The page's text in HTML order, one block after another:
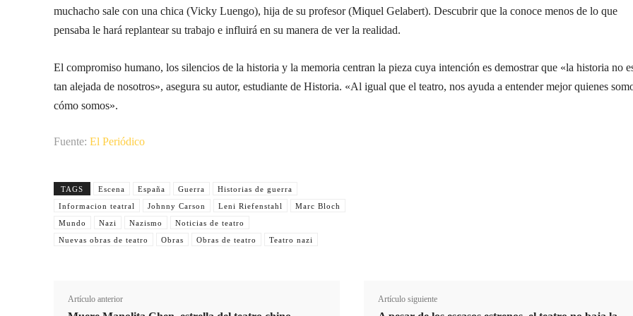
muchacho sale con una chica (Vicky Luengo), hija de su profesor (Miquel Gelabert). Descubrir que la conoce menos de lo que
pensaba le hará replantear su trabajo e influirá en su manera de ver la realidad.
El compromiso humano, los silencios de la historia y la memoria centran la pieza cuya intención es demostrar que «la historia no
tan alejada de nosotros», asegura su autor, estudiante de Historia. «Al igual que el teatro, nos ayuda a entender mejor quienes
cómo somos».
Fuente: El Periódico
TAGS Escena España Guerra
Historias de guerra
Informacion teatral
Johnny Carson Leni Riefenstahl
Marc Bloch
Mundo
Nazi Nazismo
Noticias de teatro
Nuevas obras de teatro
Obras Obras de teatro Teatro nazi
Artículo anterior Artículo siguiente